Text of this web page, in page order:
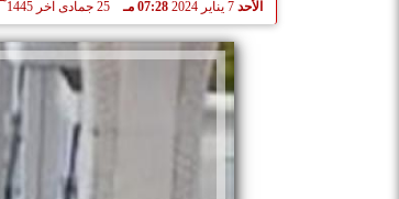
الأحد 7 يناير 2024 07:28 مـ 25 جمادى آخر 1445